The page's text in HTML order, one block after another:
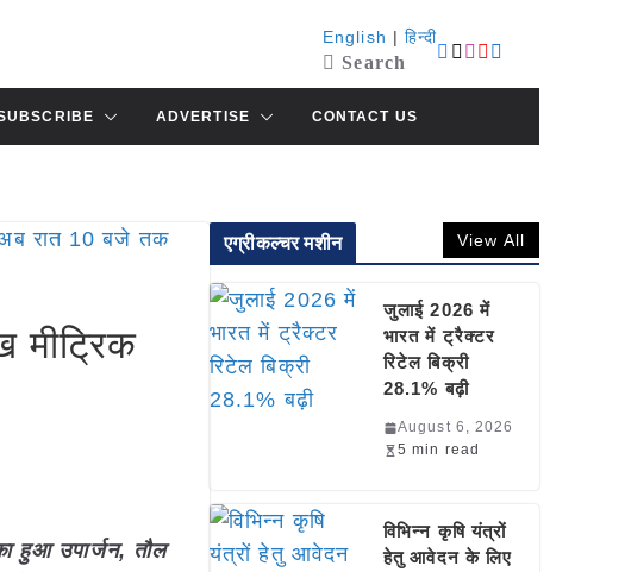
English | हिन्दी
Search
ADVERTISE CONTACT US
मीट्रिक
हुआ उपार्जन, तौल
एग्रीकल्चर मशीन View All
जुलाई 2026 में
भारत में ट्रैक्टर
रिटेल बिक्री
28.1% बढ़ी
August 6, 2026
5 min read
विभिन्न कृषि यंत्रों
हेतु आवेदन के लिए